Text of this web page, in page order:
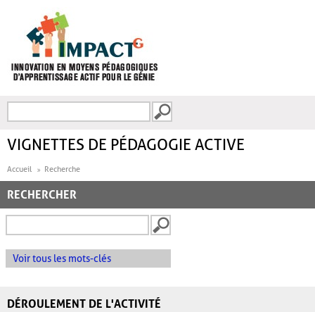
FORMULAIRE DE
VIGNETTES DE PÉDAGOGIE ACTIVE
Accueil Recherche
RECHERCHER
Voir tous les mots-clés
DÉROULEMENT DE L'ACTIVITÉ